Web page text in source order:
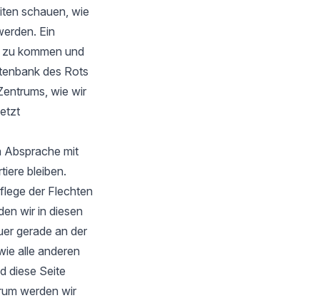
schauen, wie
Ein
kommen und
des Rots
wie wir
Absprache mit
bleiben.
der Flechten
wir in diesen
gerade an der
alle anderen
diese Seite
werden wir